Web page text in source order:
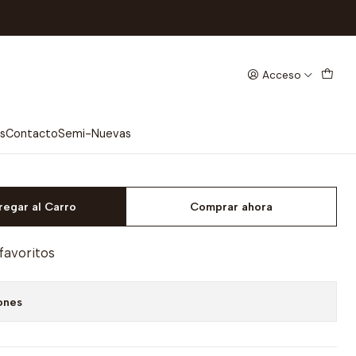
Acceso
ContactoSemi-Nuevas
al Carro Comprar ahora